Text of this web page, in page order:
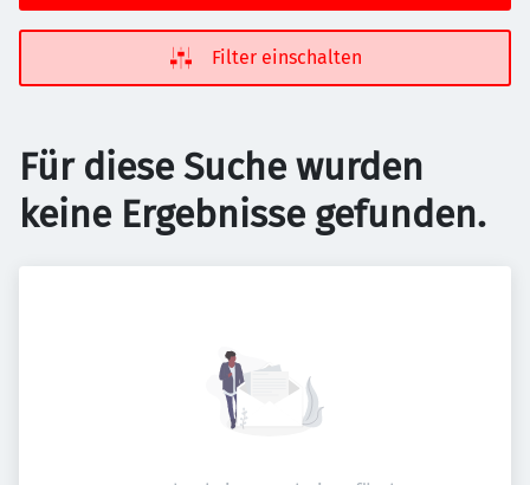
Filter einschalten
Für diese Suche wurden
keine Ergebnisse gefunden.